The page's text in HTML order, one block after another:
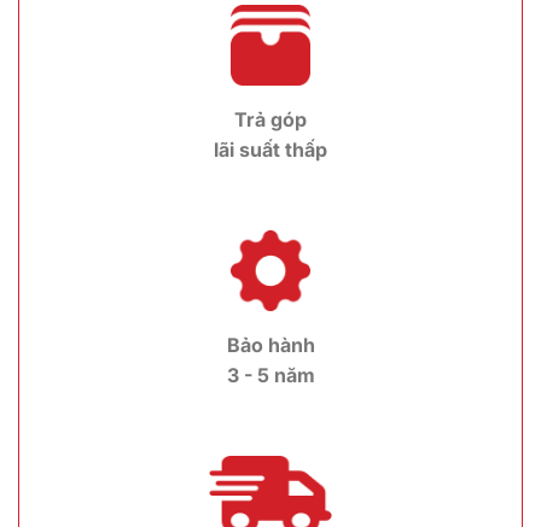
Trả góp
lãi suất thấp
Bảo hành
3 - 5 năm